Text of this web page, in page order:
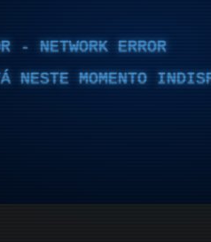
- NETWORK ERROR
NESTE MOMENTO